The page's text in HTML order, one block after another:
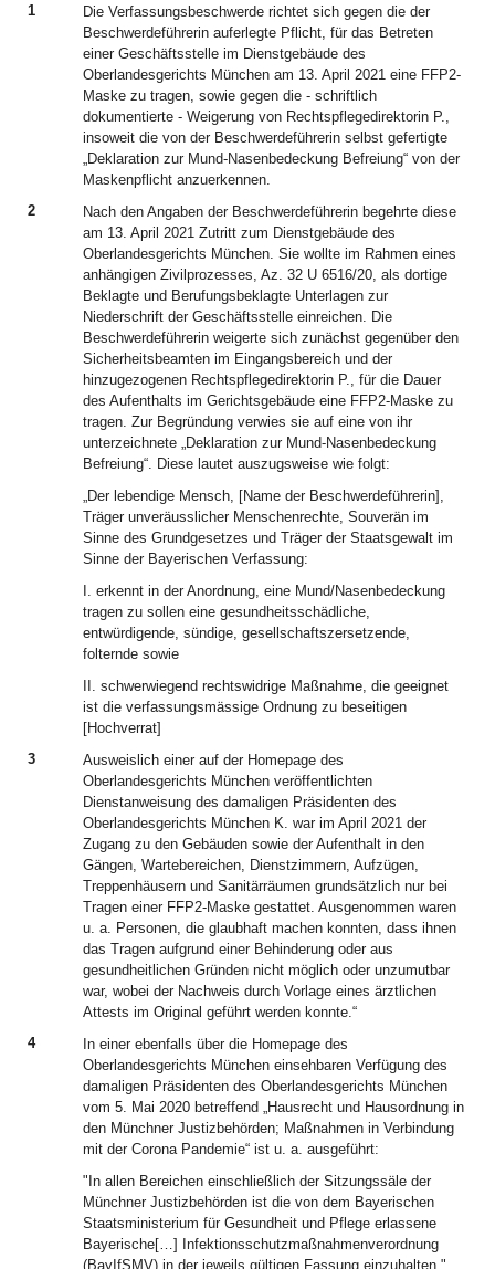
1
Die Verfassungsbeschwerde richtet sich gegen die der
Beschwerdeführerin auferlegte Pflicht, für das Betreten
einer Geschäftsstelle im Dienstgebäude des
Oberlandesgerichts München am 13. April 2021 eine FFP2-
Maske zu tragen, sowie gegen die - schriftlich
dokumentierte - Weigerung von Rechtspflegedirektorin P.,
insoweit die von der Beschwerdeführerin selbst gefertigte
„Deklaration zur Mund-Nasenbedeckung Befreiung“ von der
Maskenpflicht anzuerkennen.
2
Nach den Angaben der Beschwerdeführerin begehrte diese
am 13. April 2021 Zutritt zum Dienstgebäude des
Oberlandesgerichts München. Sie wollte im Rahmen eines
anhängigen Zivilprozesses, Az. 32 U 6516/20, als dortige
Beklagte und Berufungsbeklagte Unterlagen zur
Niederschrift der Geschäftsstelle einreichen. Die
Beschwerdeführerin weigerte sich zunächst gegenüber den
Sicherheitsbeamten im Eingangsbereich und der
hinzugezogenen Rechtspflegedirektorin P., für die Dauer
des Aufenthalts im Gerichtsgebäude eine FFP2-Maske zu
tragen. Zur Begründung verwies sie auf eine von ihr
unterzeichnete „Deklaration zur Mund-Nasenbedeckung
Befreiung“. Diese lautet auszugsweise wie folgt:
„Der lebendige Mensch, [Name der Beschwerdeführerin],
Träger unveräusslicher Menschenrechte, Souverän im
Sinne des Grundgesetzes und Träger der Staatsgewalt im
Sinne der Bayerischen Verfassung:
I. erkennt in der Anordnung, eine Mund/Nasenbedeckung
tragen zu sollen eine gesundheitsschädliche,
entwürdigende, sündige, gesellschaftszersetzende,
folternde sowie
II. schwerwiegend rechtswidrige Maßnahme, die geeignet
ist die verfassungsmässige Ordnung zu beseitigen
[Hochverrat]
3
Ausweislich einer auf der Homepage des
Oberlandesgerichts München veröffentlichten
Dienstanweisung des damaligen Präsidenten des
Oberlandesgerichts München K. war im April 2021 der
Zugang zu den Gebäuden sowie der Aufenthalt in den
Gängen, Wartebereichen, Dienstzimmern, Aufzügen,
Treppenhäusern und Sanitärräumen grundsätzlich nur bei
Tragen einer FFP2-Maske gestattet. Ausgenommen waren
u. a. Personen, die glaubhaft machen konnten, dass ihnen
das Tragen aufgrund einer Behinderung oder aus
gesundheitlichen Gründen nicht möglich oder unzumutbar
war, wobei der Nachweis durch Vorlage eines ärztlichen
Attests im Original geführt werden konnte.“
4
In einer ebenfalls über die Homepage des
Oberlandesgerichts München einsehbaren Verfügung des
damaligen Präsidenten des Oberlandesgerichts München
vom 5. Mai 2020 betreffend „Hausrecht und Hausordnung in
den Münchner Justizbehörden; Maßnahmen in Verbindung
mit der Corona Pandemie“ ist u. a. ausgeführt:
"In allen Bereichen einschließlich der Sitzungssäle der
Münchner Justizbehörden ist die von dem Bayerischen
Staatsministerium für Gesundheit und Pflege erlassene
Bayerische[…] Infektionsschutzmaßnahmenverordnung
(BayIfSMV) in der jeweils gültigen Fassung einzuhalten."